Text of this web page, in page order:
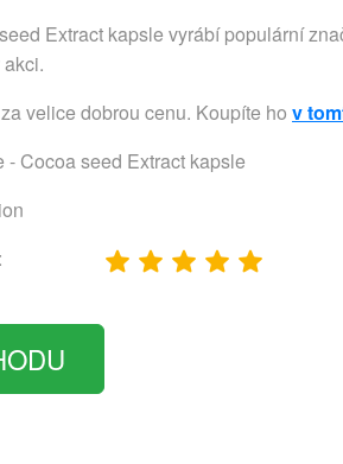
Extract kapsle vyrábí populární
velice dobrou cenu. Koupíte ho v
- Cocoa seed Extract kapsle
: